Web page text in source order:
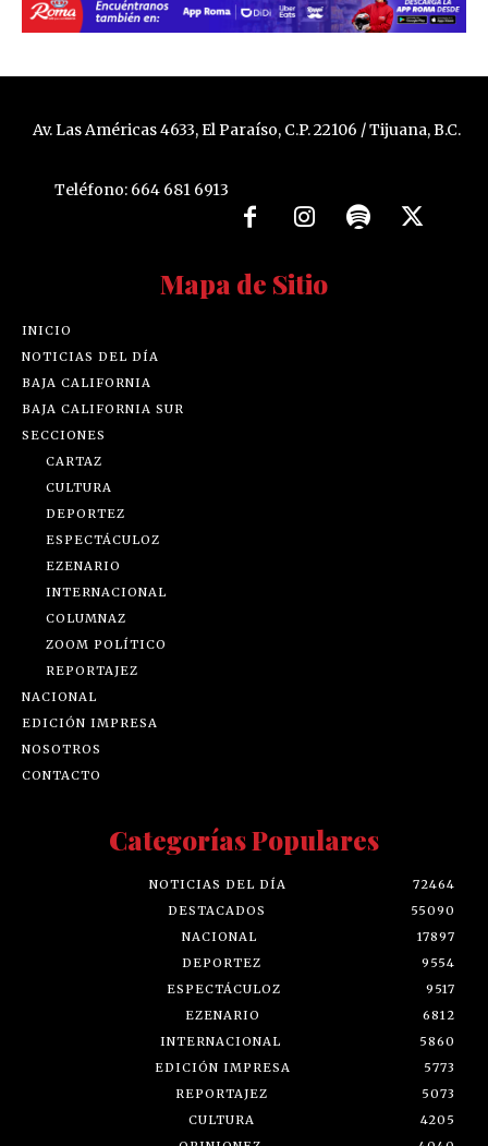
Av. Las Américas 4633, El Paraíso, C.P. 22106 / Tijuana, B.C.
Teléfono: 664 681 6913
Mapa de Sitio
INICIO
NOTICIAS DEL DÍA
BAJA CALIFORNIA
BAJA CALIFORNIA SUR
SECCIONES
CARTAZ
CULTURA
DEPORTEZ
ESPECTÁCULOZ
EZENARIO
INTERNACIONAL
COLUMNAZ
ZOOM POLÍTICO
REPORTAJEZ
NACIONAL
EDICIÓN IMPRESA
NOSOTROS
CONTACTO
Categorías Populares
NOTICIAS DEL DÍA
72464
DESTACADOS
55090
NACIONAL
17897
DEPORTEZ
9554
ESPECTÁCULOZ
9517
EZENARIO
6812
INTERNACIONAL
5860
EDICIÓN IMPRESA
5773
REPORTAJEZ
5073
CULTURA
4205